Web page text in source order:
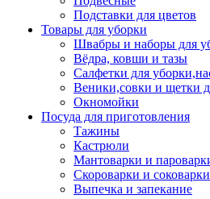
Подставки для цветов
Товары для уборки
Швабры и наборы для
Вёдра, ковши и тазы
Салфетки для
Веники,совки и щетки
Окномойки
Посуда для приготовления
Тажины
Кастрюли
Мантоварки и
Скороварки и соковарки
Выпечка и запекание